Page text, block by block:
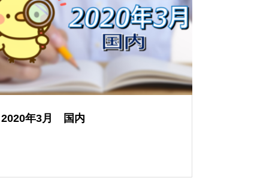
2020年3月 国内